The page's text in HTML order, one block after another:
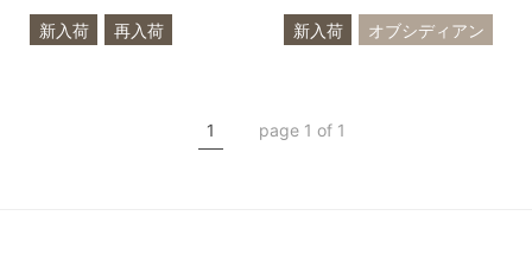
新入荷
再入荷
新入荷 オブシディアン
1 page 1 of 1